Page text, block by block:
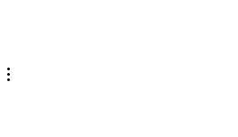
Plus d'actions